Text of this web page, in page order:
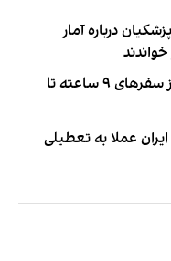
درباره آمار
روایت فداکاری‌های محمد صلاح؛ از سفرهای ۹ ساعته تا
عملا به تعطیلی